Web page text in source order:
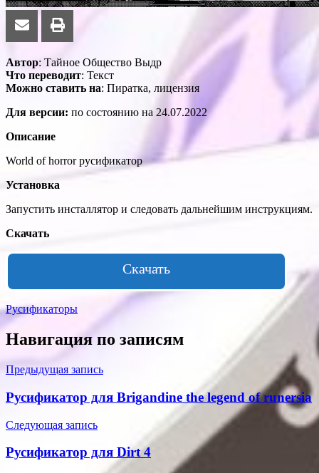
Автор: Тайное Общество Выдр
Что переводит: Текст
Можно ставить на: Пиратка, лицензия
Для версии: по состоянию на 24.07.2022
Описание
World of horror русификатор
Установка
Запустить инсталлятор и следовать дальнейшим инструкциям.
Скачать
Скачать
Русификаторы
Навигация по записям
Предыдущая запись
Русификатор для Brigandine the legend of runersia
Следующая запись
Русификатор для Dirt 4